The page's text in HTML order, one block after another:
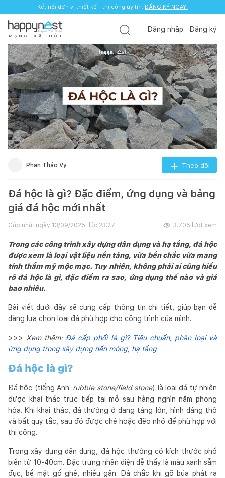
Kết nối đơn vị thiết kế - thi công uy tín. ĐĂNG KÝ NGAY!
M Ạ N G X Ã H Ộ I
Đăng nhập Đăng ký
Phan Thảo Vy Theo dõi
Đá hộc là gì? Đặc điểm, ứng dụng và bảng
giá đá hộc mới nhất
Cập nhật ngày 13/09/2025, lúc 23:27 3.705 lượt xem
Trong các công trình xây dựng dân dụng và hạ tầng, đá hộc
được xem là loại vật liệu nền tảng, vừa bền chắc vừa mang
tính thẩm mỹ mộc mạc. Tuy nhiên, không phải ai cũng hiểu
rõ đá hộc là gì, đặc điểm ra sao, ứng dụng thế nào và giá
bao nhiêu.
Bài viết dưới đây sẽ cung cấp thông tin chi tiết, giúp bạn dễ
dàng lựa chọn loại đá phù hợp cho công trình của mình.
>>> Xem thêm: Đá cấp phối là gì? Tiêu chuẩn, phân loại và
ứng dụng trong xây dựng nền móng, hạ tầng
Đá hộc là gì?
Đá hộc (tiếng Anh: rubble stone/field stone) là loại đá tự nhiên
được khai thác trực tiếp tại mỏ sau hàng nghìn năm phong
hóa. Khi khai thác, đá thường ở dạng tảng lớn, hình dáng thô
và bất quy tắc, sau đó được chẻ hoặc đẽo nhỏ để phù hợp với
thi công.
Trong xây dựng dân dụng, đá hộc thường có kích thước phổ
biến từ 10-40cm. Đặc trưng nhận diện dễ thấy là màu xanh sẫm
đục, bề mặt gồ ghề, nhiều gân. Đá chắc khi gõ búa phát ra